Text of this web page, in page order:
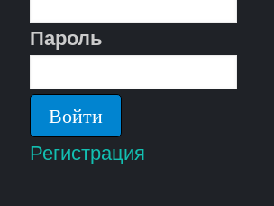
Пароль
Регистрация